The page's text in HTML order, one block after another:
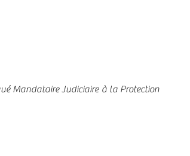
Mandataire Judiciaire à la Protection